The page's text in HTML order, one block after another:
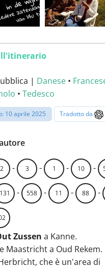
| Danese •
• Tedesco
10 aprile 2025 Tradotto da
- 3 - 1 - 10 -
131 - 558 - 11 - 88 -
Zussen a Kanne.
Maastricht a Oud Rekem.
che è un'area di